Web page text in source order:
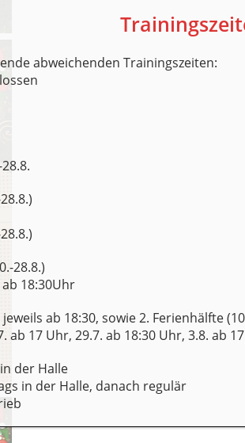
abweichenden Trainingszeiten:
28.8.)
ab 18:30Uhr
ab 18:30, sowie 2. Ferienhälfte
ab 17 Uhr, 29.7. ab 18:30 Uhr, 3.8. ab
der Halle
in der Halle, danach regulär